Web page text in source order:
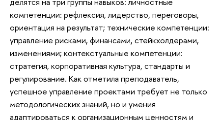
компетенции: рефлексия, лидерство, переговоры,
ориентация на результат; технические компетенции:
управление рисками, финансами, стейкхолдерами,
изменениями; контекстуальные компетенции:
стратегия, корпоративная культура, стандарты и
регулирование. Как отметила преподаватель,
успешное управление проектами требует не только
методологических знаний, но и умения
адаптироваться к организационным ценностям и